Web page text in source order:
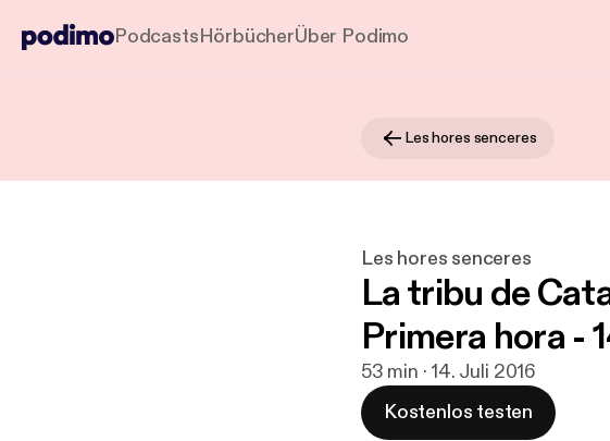
PodcastsHörbücherÜber Podimo
Les hores senceres
Les hores senceres
La tribu de
Primera hora -
53 min · 14. Juli 2016
Kostenlos testen